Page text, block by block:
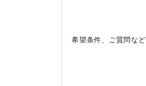
希望条件、ご質問など